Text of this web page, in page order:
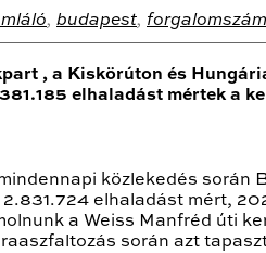
, budapest,
, a Kiskörúton és
elhaladást mértek a
közlekedés
elhaladást mért,
a Weiss Manfréd úti
során azt